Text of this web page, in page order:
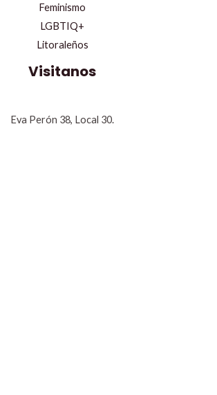
Feminismo
LGBTIQ+
Litoraleños
Visitanos
Eva Perón 38, Local 30.